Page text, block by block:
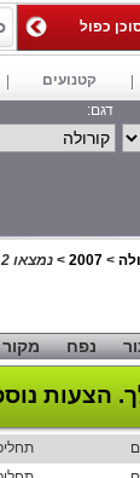
כפול
קטנועים
דגם:
>
2007
> נמצאו 12 מודעות
נפח
הצעות